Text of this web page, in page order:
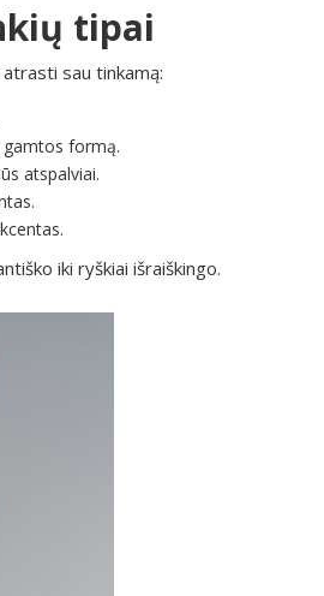
tipai
sau tinkamą:
gamtos formą.
atspalviai.
iki ryškiai išraiškingo.